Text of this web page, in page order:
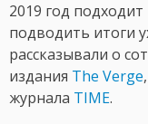
2019 год
подводить итоги
рассказывали о
издания The Verge
журнала TIME.